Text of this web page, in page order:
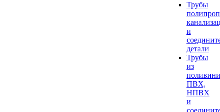
Трубы
и
детали
Трубы
из
ПВХ,
НПВХ
и